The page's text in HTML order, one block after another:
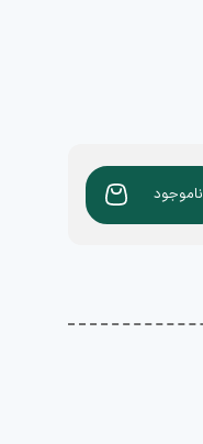
ناموجود